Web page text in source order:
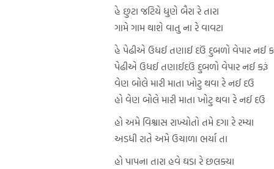
હે છુટા જટિયે ધુણે બૈરા રે તારા
ગામે ગામ થાશે વાતુ ના રે વાવટા
હે પેઢીએ ઉધઈ તણાઈ દઉં દુબળો વેપાર નઈ
પેઢીએ ઉધઈ તણાઈદઉં દુબળો વેપાર નઈ કરૂં
વેણ બોલે મારી માતા ખોટુ થવા રે નઈ દઉ
હો વેણ બોલે મારી માતા ખોટુ થવા રે નઈ દઉ
હો અમે વિશ્વાસ રાખ્યોતો તમે દગા રે રમ્યા
અડધી રાતે અમે ઉચાળા ભર્યા તા
હો પાપના તારા હવે ઘડા રે છલક્યા